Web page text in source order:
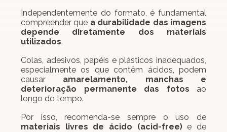
Independentemente do formato, é fundamental
compreender que a durabilidade das imagens
depende diretamente dos materiais
utilizados.
Colas, adesivos, papéis e plásticos inadequados,
especialmente os que contêm ácidos, podem
causar amarelamento, manchas e
deterioração permanente das fotos ao
longo do tempo.
materiais livres de ácido (acid-free) e de